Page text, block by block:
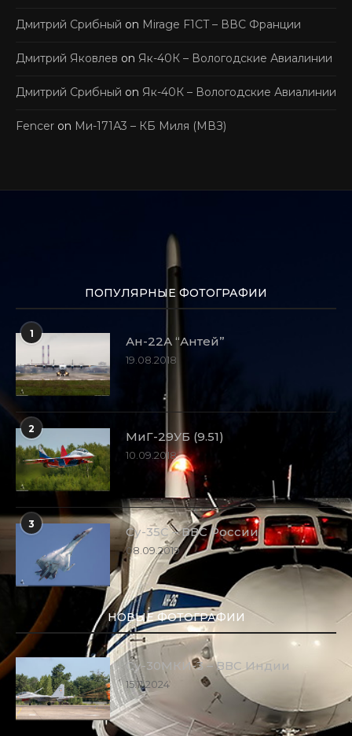
Дмитрий Срибный on Mirage F1CT – ВВС Франции
Дмитрий Яковлев on Як-40К – Вологодские Авиалинии
Дмитрий Срибный on Як-40К – Вологодские Авиалинии
Fencer on Ми-171А3 – КБ Миля (МВЗ)
ПОПУЛЯРНЫЕ ФОТОГРАФИИ
1
Ан-22А “Антей”
19.08.2018
2
МиГ-29УБ (9.51)
10.09.2018
3
Су-35С – ВВС России
08.09.2019
НОВЫЕ ФОТОГРАФИИ
Су-30МКИ-3 – ВВС Индии
15.11.2024